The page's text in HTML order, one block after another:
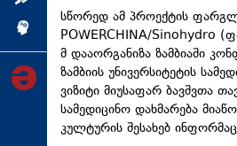
ინქვიზიცია
სწორედ ამ პროექტის
POWERCHINA/Sinohydro
მ დააორგანიზა ზამბიაში
ზამბიის უნივერსიტეტის
ვიზიტი მიუსაფარ ბავშვთა
სამედიცინო დახმარება
კულტურის შესახებ